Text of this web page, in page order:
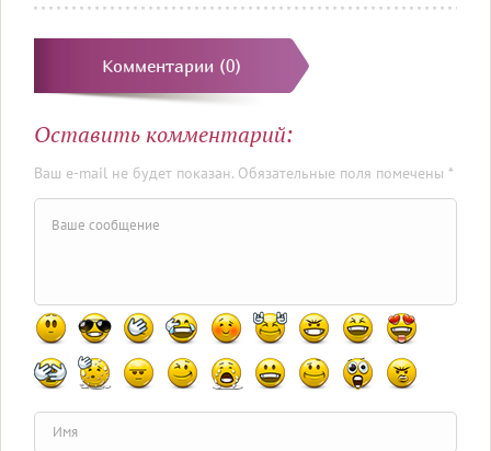
Комментарии (0)
Оставить комментарий:
Ваш e-mail не будет показан. Обязательные поля помечены *